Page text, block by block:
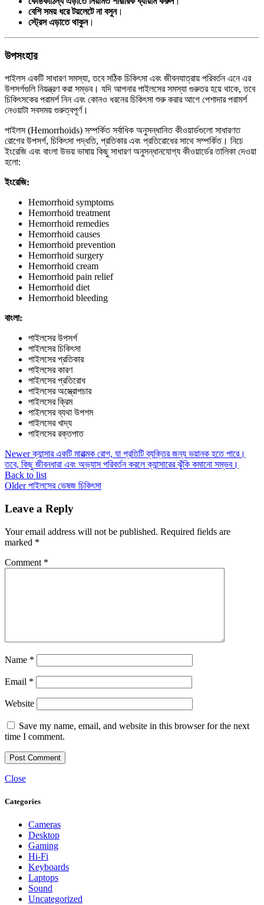
বেশি সময় ধরে টয়লেটে না বসুন।
স্ট্রেস এড়াতে থাকুন।
উপসংহার
পাইলস একটি সাধারণ সমস্যা, তবে সঠিক চিকিৎসা এবং জীবনযাত্রায় পরিবর্তন এনে এর
উপসর্গগুলি নিয়ন্ত্রণ করা সম্ভব। যদি আপনার পাইলসের সমস্যা গুরুতর হয়ে থাকে, তবে
চিকিৎসকের পরামর্শ নিন এবং কোনও ধরনের চিকিৎসা শুরু করার আগে পেশাদার পরামর্শ
নেওয়াটা সবসময় গুরুত্বপূর্ণ।
পাইলস (Hemorrhoids) সম্পর্কিত সর্বাধিক অনুসন্ধানিত কীওয়ার্ডগুলো সাধারণত
রোগের উপসর্গ, চিকিৎসা পদ্ধতি, প্রতিকার এবং প্রতিরোধের সাথে সম্পর্কিত। নিচে
ইংরেজি এবং বাংলা উভয় ভাষায় কিছু সাধারণ অনুসন্ধানযোগ্য কীওয়ার্ডের তালিকা দেওয়া
হলো:
ইংরেজি:
Hemorrhoid symptoms
Hemorrhoid treatment
Hemorrhoid remedies
Hemorrhoid causes
Hemorrhoid prevention
Hemorrhoid surgery
Hemorrhoid cream
Hemorrhoid pain relief
Hemorrhoid diet
Hemorrhoid bleeding
বাংলা:
পাইলসের উপসর্গ
পাইলসের চিকিৎসা
পাইলসের প্রতিকার
পাইলসের কারণ
পাইলসের প্রতিরোধ
পাইলসের অস্ত্রোপচার
পাইলসের ক্রিম
পাইলসের ব্যথা উপশম
পাইলসের খাদ্য
পাইলসের রক্তপাত
Newer ক্যান্সার একটি মারাত্মক রোগ, যা প্রতিটি ব্যক্তির জন্য ভয়ানক হতে পারে।
তবে, কিছু জীবনধারা এবং অভ্যাস পরিবর্তন করলে ক্যান্সারের ঝুঁকি কমানো সম্ভব।
Back to list
Older পাইলসের ভেষজ চিকিৎসা
Leave a Reply
Your email address will not be published. Required fields are
marked *
Comment *
Name *
Email *
Website
Save my name, email, and website in this browser for the next
time I comment.
Close
Categories
Cameras
Desktop
Gaming
Hi-Fi
Keyboards
Laptops
Sound
Uncategorized